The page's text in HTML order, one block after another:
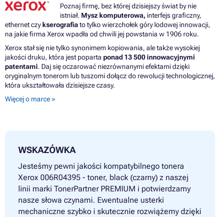
Poznaj firmę, bez której dzisiejszy świat by nie
istniał. Mysz komputerowa,interfejs graficzny,
ethernet czykserografiato tylko wierzchołek góry lodowej innowacji,
na jakie firma Xerox wpadła od chwili jej powstania w 1906 roku.
Xerox stał się nie tylko synonimem kopiowania, ale także wysokiej
jakości druku, która jest poparta ponad 13 500 innowacyjnymi
patentami. Daj się oczarować niezrównanymi efektami dzięki
oryginalnym tonerom lub tuszomi dołącz do rewolucji technologicznej,
która ukształtowała dzisiejsze czasy.
Więcej o marce »
WSKAZÓWKA
Jesteśmy pewni jakości kompatybilnego tonera
Xerox 006R04395 - toner, black (czarny) z naszej
linii marki TonerPartner PREMIUM i potwierdzamy
nasze słowa czynami. Ewentualne usterki
mechaniczne szybko i skutecznie rozwiążemy dzięki